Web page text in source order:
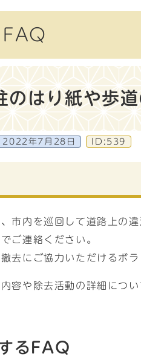
FAQ
のはり紙や歩
2022年7月28日 ID:539
市内を巡回して道路上の
ご連絡ください。
去にご協力いただけるボ
容や除去活動の詳細につ
るFAQ